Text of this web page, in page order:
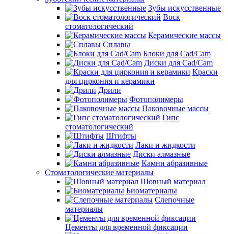
Зубы искусственные
Воск
стоматологический
Керамические массы
Сплавы
Блоки для Cad/Cam
Диски для Cad/Cam
Краски
для циркония и керамики
Дрили
Фотополимеры
Паковочные массы
Гипс
стоматологический
Штифты
Лаки и жидкости
Диски алмазные
Камни абразивные
Стоматологические материалы
Шовный материал
Биоматериалы
Слепочные
материалы
Цементы для временной фиксации